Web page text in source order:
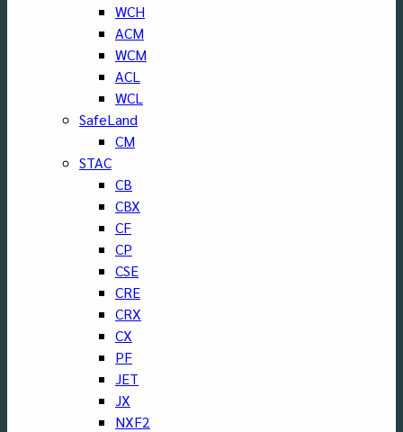
WCH
ACM
WCM
ACL
WCL
SafeLand
CM
STAC
CB
CBX
CF
CP
CSE
CRE
CRX
CX
PF
JET
JX
NXF2